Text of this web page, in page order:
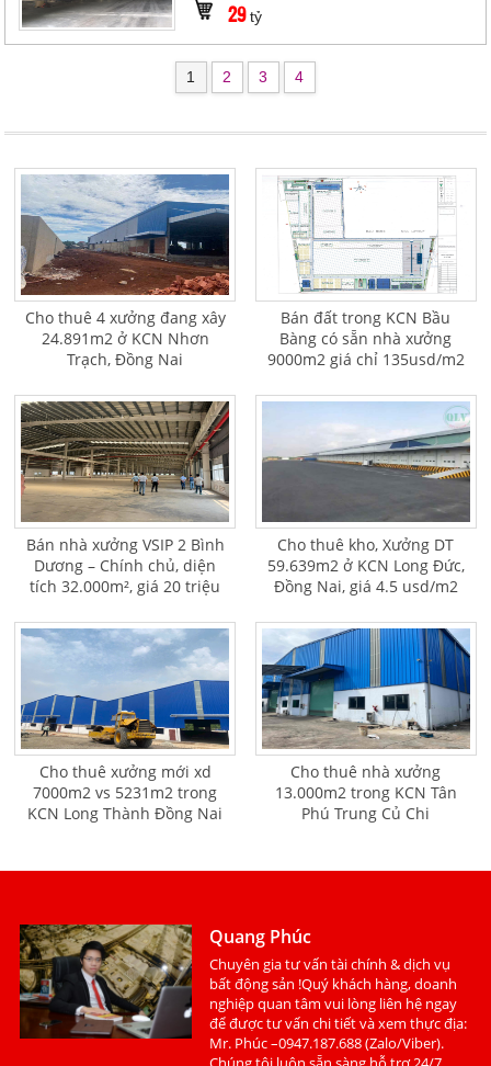
29tỷ
1 2 3 4
Cho thuê 4 xưởng đang xây
24.891m2 ở KCN Nhơn
Trạch, Đồng Nai
Bán đất trong KCN Bầu
Bàng có sẵn nhà xưởng
9000m2 giá chỉ 135usd/m2
Bán nhà xưởng VSIP 2 Bình
Dương – Chính chủ, diện
tích 32.000m², giá 20 triệu
Cho thuê kho, Xưởng DT
59.639m2 ở KCN Long Đức,
Đồng Nai, giá 4.5 usd/m2
Cho thuê xưởng mới xd
7000m2 vs 5231m2 trong
KCN Long Thành Đồng Nai
Cho thuê nhà xưởng
13.000m2 trong KCN Tân
Phú Trung Củ Chi
Quang Phúc
Chuyên gia tư vấn tài chính & dịch vụ
bất động sản !Quý khách hàng, doanh
nghiệp quan tâm vui lòng liên hệ ngay
để được tư vấn chi tiết và xem thực địa:
Mr. Phúc –0947.187.688 (Zalo/Viber).